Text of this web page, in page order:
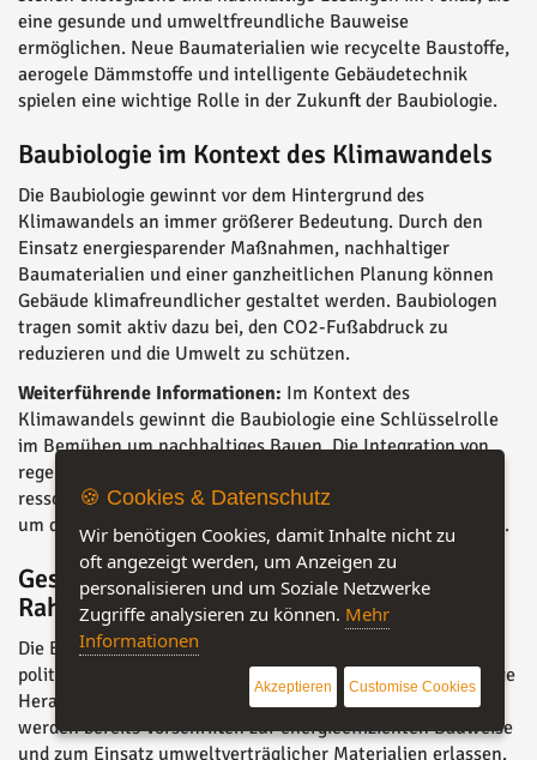
eine gesunde und umweltfreundliche Bauweise
ermöglichen. Neue Baumaterialien wie recycelte Baustoffe,
aerogele Dämmstoffe und intelligente Gebäudetechnik
spielen eine wichtige Rolle in der Zukunft der Baubiologie.
Baubiologie im Kontext des Klimawandels
Die Baubiologie gewinnt vor dem Hintergrund des
Klimawandels an immer größerer Bedeutung. Durch den
Einsatz energiesparender Maßnahmen, nachhaltiger
Baumaterialien und einer ganzheitlichen Planung können
Gebäude klimafreundlicher gestaltet werden. Baubiologen
tragen somit aktiv dazu bei, den CO2-Fußabdruck zu
reduzieren und die Umwelt zu schützen.
Weiterführende Informationen: Im Kontext des
Klimawandels gewinnt die Baubiologie eine Schlüsselrolle
im Bemühen um nachhaltiges Bauen. Die Integration von
regenerativen Energien, effizienten Dämmmaterialien und
ressourcenschonenden Bauweisen sind zentrale Aspekte,
um den Herausforderungen des Klimawandels zu begegnen.
Gesetzliche Regelungen und politische
Rahmenbedingungen
Die Berücksichtigung gesetzlicher Regelungen und
politischer Rahmenbedingungen stellt eine weitere wichtige
Herausforderung für die Baubiologie dar. In vielen Ländern
werden bereits Vorschriften zur energieeffizienten Bauweise
und zum Einsatz umweltverträglicher Materialien erlassen.
🍪 Cookies & Datenschutz
Wir benötigen Cookies, damit Inhalte nicht zu
oft angezeigt werden, um Anzeigen zu
personalisieren und um Soziale Netzwerke
Zugriffe analysieren zu können. Mehr
Informationen
Akzeptieren Customise Cookies